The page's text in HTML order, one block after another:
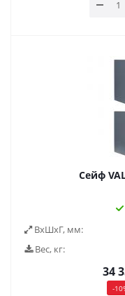
Сейф
ВxШxГ, мм:
Вес, кг:
34
-10